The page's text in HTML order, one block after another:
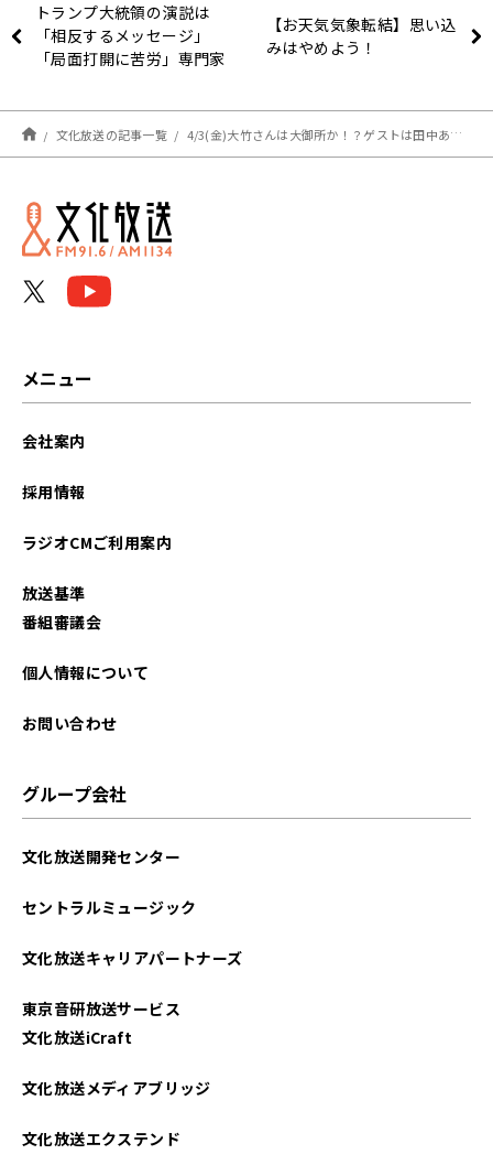
トランプ大統領の演説は
「相反するメッセージ」
「局面打開に苦労」専門家
【お天気気象転結】思い込
みはやめよう！
文化放送の記事一覧 4/3(金)大竹さんは大御所か！？ゲストは田中あいみさん、ビビる大木さんでした！
メニュー
会社案内
採用情報
ラジオCMご利用案内
放送基準
番組審議会
個人情報について
お問い合わせ
グループ会社
文化放送開発センター
セントラルミュージック
文化放送キャリアパートナーズ
東京音研放送サービス
文化放送iCraft
文化放送メディアブリッジ
文化放送エクステンド